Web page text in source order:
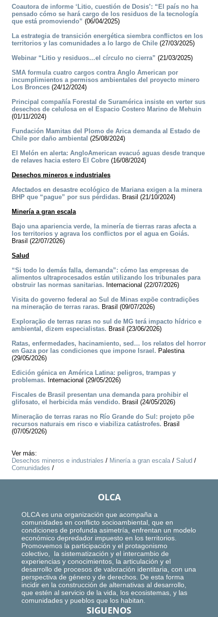
Coautora de informe ‘Litio, cuestión de Dosis’: “El país no ha
pensado cómo se hará cargo de los residuos de la tecnología
que está promoviendo” (06/04/2025)
La estrategia de transición energética siembra conflictos en los
territorios y las comunidades a lo largo de Chile (27/03/2025)
Webinar “Litio y residuos…el círculo no cierra” (21/03/2025)
SMA formula cuatro cargos contra Anglo American por
incumplimientos a permisos ambientales del proyecto minero
Los Bronces (24/12/2024)
Principal compañía Forestal de Suramérica insiste en verter sus
desechos de celulosa en el Espacio Costero Marino de Mehuin
(01/11/2024)
Fundación Mamitas del Plomo de Arica demanda al Estado de
Chile por daño ambiental (25/08/2024)
El Melón en alerta: AngloAmerican evacuó aguas desde tranque
de relaves hacia estero El Cobre (16/08/2024)
Desechos mineros e industriales
Afectados en desastre ecológico de Mariana exigen a la minera
BHP que “pague” por sus pérdidas. Brasil (21/10/2024)
Minería a gran escala
Bajo una apariencia verde, la minería de tierras raras afecta a
los territorios y agrava los conflictos por el agua en Goiás.
Brasil (22/07/2026)
Salud
“Si todo lo demás falla, demanda”: cómo las empresas de
alimentos ultraprocesados están utilizando los tribunales para
obstruir las normas sanitarias. Internacional (22/07/2026)
Visita do governo federal ao Sul de Minas expõe contradições
na mineração de terras raras. Brasil (09/07/2026)
Exploração de terras raras no sul de MG terá impacto hídrico e
ambiental, dizem especialistas. Brasil (23/06/2026)
Ratas, enfermedades, hacinamiento, sed… los relatos del horror
en Gaza por las condiciones que impone Israel. Palestina
(29/05/2026)
Edición génica en América Latina: peligros, trampas y
problemas. Internacional (29/05/2026)
Fiscales de Brasil presentan una demanda para prohibir el
glifosato, el herbicida más vendido. Brasil (24/05/2026)
Mineração de terras raras no Río Grande do Sul: projeto põe
recursos naturais em risco e viabiliza catástrofes. Brasil
(07/05/2026)
Ver más:
Desechos mineros e industriales / Minería a gran escala/ Salud /
Comunidades /
OLCA
OLCA es una organización que acompaña a
comunidades en conflicto socioambiental, que en
condiciones de profunda asimetría, enfrentan un modelo
económico depredador impuesto en los territorios.
Promovemos la participación y el protagonismo
colectivo, la sistematización y el intercambio de
experiencias y conocimientos, la articulación y el
desarrollo de procesos de valoración identitaria, con una
perspectiva de género y de derechos. De esta forma
incidir en la construcción de alternativas al desarrollo,
que estén al servicio de la vida, los ecosistemas, y las
comunidades y pueblos que los habitan.
SIGUENOS